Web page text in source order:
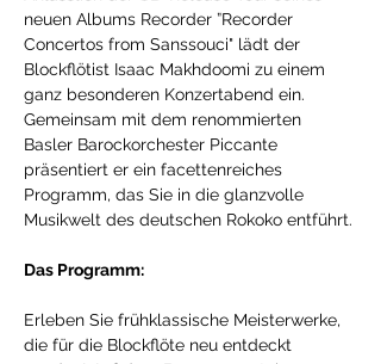
neuen Albums Recorder ”Recorder
Concertos from Sanssouci" lädt der
Blockflötist Isaac Makhdoomi zu einem
ganz besonderen Konzertabend ein.
Gemeinsam mit dem renommierten
Basler Barockorchester Piccante
präsentiert er ein facettenreiches
Programm, das Sie in die glanzvolle
Musikwelt des deutschen Rokoko entführt.
Das Programm:
Erleben Sie frühklassische Meisterwerke,
die für die Blockflöte neu entdeckt